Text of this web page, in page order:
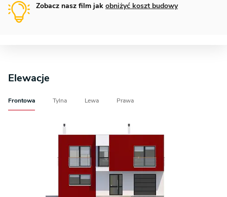
Zobacz nasz film jak obniżyć koszt budowy
Elewacje
Frontowa Tylna Lewa Prawa